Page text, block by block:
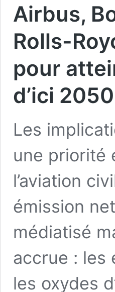
Airbus,
Rolls-
pour
d’ici 2050
Les
une priorité
l’aviation
émission
médiatisé
accrue : les
les oxydes